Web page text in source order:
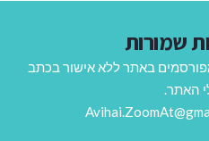
שמורות
באתר ללא אישור בכתב
האתר.